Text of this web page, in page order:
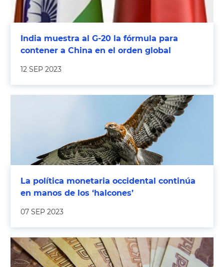
India muestra al G-20 la fórmula para
contener a China en el orden global
12 SEP 2023
La política monetaria occidental continúa
en manos de los ‘halcones’
07 SEP 2023